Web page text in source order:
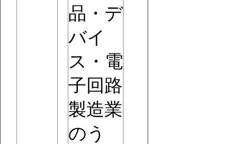
品・デ
バイ
ス・電
子回路
製造業
のう